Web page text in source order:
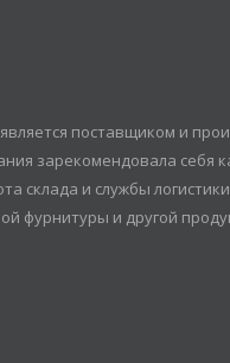
поставщиком и
зарекомендовала себя
склада и службы
фурнитуры и другой